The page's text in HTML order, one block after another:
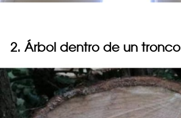
2. Árbol dentro de un tronco